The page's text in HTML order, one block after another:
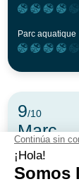
Parc aquatique
9/10
Marc
5 jAvec